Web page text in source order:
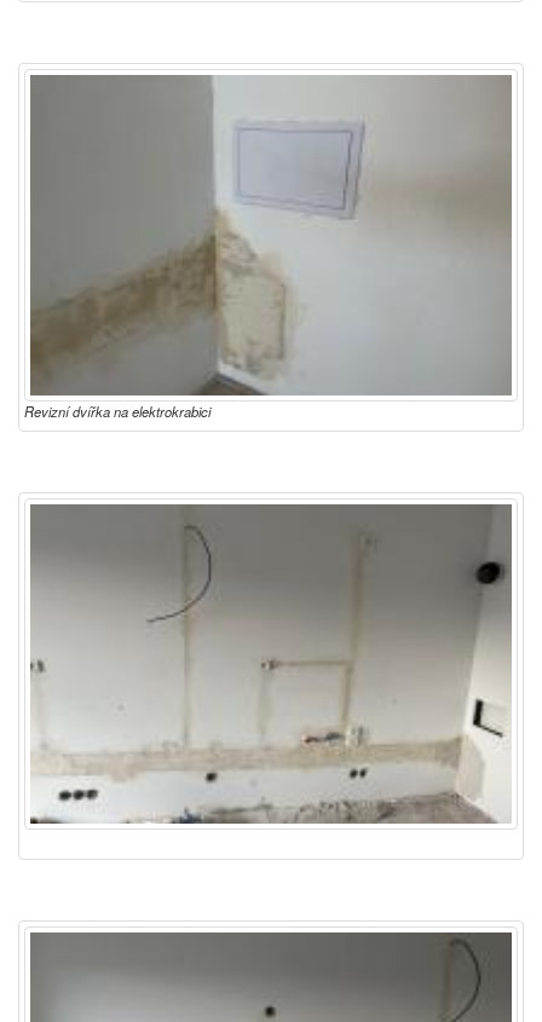
Revizní dvířka na elektrokrabici